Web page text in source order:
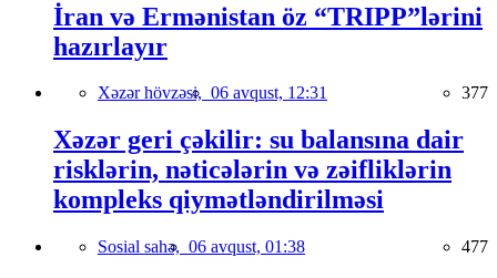
İran və Ermənistan öz “TRIPP”lərini
hazırlayır
Xəzər hövzəsi, 06 avqust, 12:31 377
Xəzər geri çəkilir: su balansına dair
risklərin, nəticələrin və zəifliklərin
kompleks qiymətləndirilməsi
Sosial sahə, 06 avqust, 01:38 477